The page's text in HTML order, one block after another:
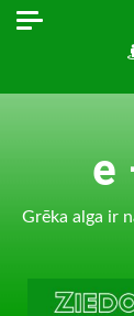
Skip
e
Grēka alga ir